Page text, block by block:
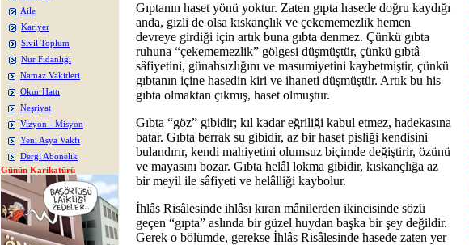
Aile
Kariyer
Sivil Toplum
Nur Fidanlığı
Namaz Vakitleri
Okur Hattı
Neşriyat
Vizyon - Misyon
Yeni Asya Vakfı
Dergi Abonelik
Günün Karikatürü
Gıptanın haset yönü yoktur. Zaten gıpta hasede doğru kaydığı
anda, gizli de olsa kıskançlık ve çekememezlik hemen
devreye girdiği için artık buna gıbta denmez. Çünkü gıbta
ruhuna “çekememezlik” gölgesi düşmüştür, çünkü gıbtâ
sâfiyetini, günahsızlığını ve masumiyetini kaybetmiştir, çünkü
gıbtanın içine hasedin kiri ve ihaneti düşmüştür. Artık bu his
gıbta olmaktan çıkmış, haset olmuştur.
Gıbta “göz” gibidir; kıl kadar eğriliği kabul etmez, hadekasına
batar. Gıbta berrak su gibidir, az bir haset pisliği kendisini
bulandırır, kendi mahiyetini olumsuz biçimde değiştirir, özünü
ve mayasını bozar. Gıbta helâl lokma gibidir, kıskançlığa az
bir meyil ile sâfiyeti ve helâlliği kaybolur.
İhlâs Risâlesinde ihlâsı kıran mânilerden ikincisinde sözü
geçen “gıpta” aslında bir güzel huydan başka bir şey değildir.
Gerek o bölümde, gerekse İhlâs Risâlesinde hasede zaten yer